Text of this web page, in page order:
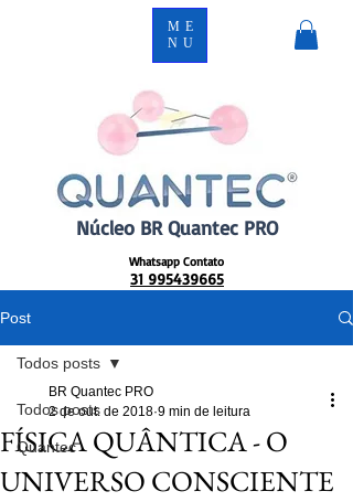
Núcleo BR Quantec PRO
Whatsapp Contato
31 995439665
ME
NU
Post
Todos posts
Quantec
Todos posts
FÍSICA QUÂNTICA - O
UNIVERSO CONSCIENTE
BR Quantec PRO
2 de out. de 2018 9 min de leitura